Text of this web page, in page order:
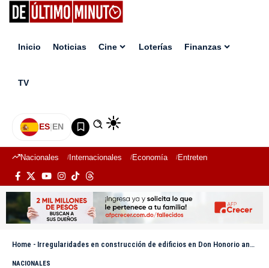
Inicio Noticias Cine Loterías Finanzas
TV
ES|EN
Nacionales Internacionales Economía Entretenimiento
Home - Irregularidades en construcción de edificios en Don Honorio ante la vista de las autoridades
NACIONALES